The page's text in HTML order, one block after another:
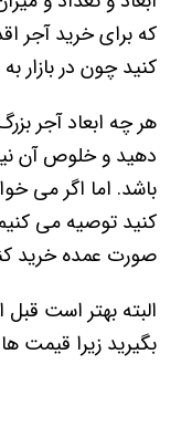
که برای خرید آجر
کنید چون در بازار
هر چه ابعاد آجر
دهید و خلوص آن
باشد. اما اگر می
کنید توصیه می
صورت عمده خرید
البته بهتر است
بگیرید زیرا قیمت